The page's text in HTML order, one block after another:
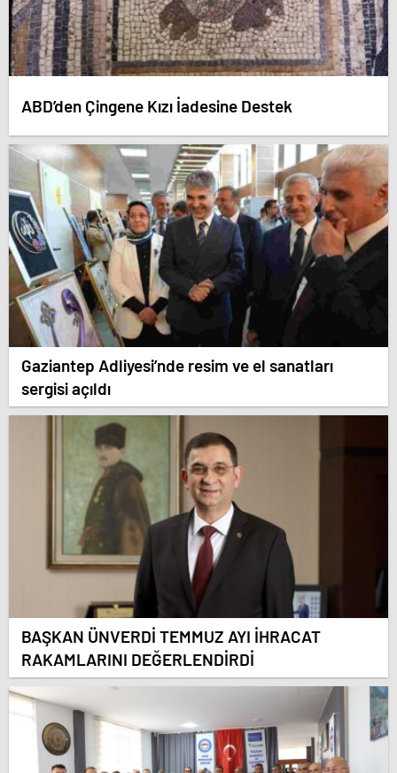
ABD’den Çingene Kızı İadesine Destek
Gaziantep Adliyesi’nde resim ve el sanatları
sergisi açıldı
BAŞKAN ÜNVERDİ TEMMUZ AYI İHRACAT
RAKAMLARINI DEĞERLENDİRDİ